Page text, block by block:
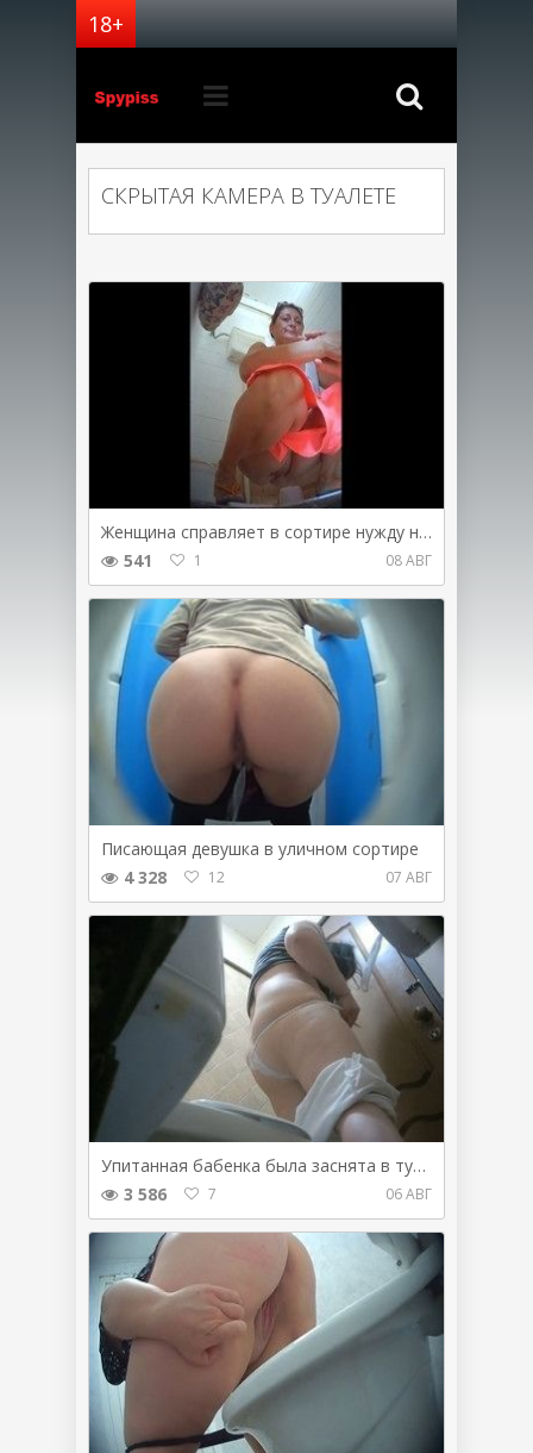
СКРЫТАЯ КАМЕРА В ТУАЛЕТЕ
Женщина справляет в сортире нужду на корточках
541
1 08 АВГ
Писающая девушка в уличном сортире
4 328
12 07 АВГ
Упитанная бабенка была заснята в туалете на камеру
3 586
7 06 АВГ